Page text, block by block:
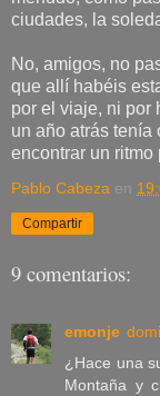
ciudades, la
No, amigos, no
que allí habéis
por el viaje, ni por
un año atrás tenía
encontrar un ritmo
Pablo Cabeza en
Compartir
9 comentarios:
emonje
¿Hace una
Montaña y